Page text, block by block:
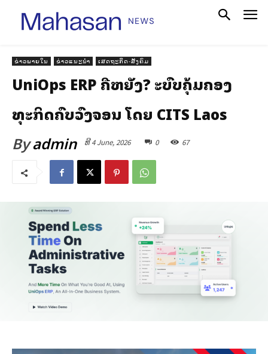
ຂ່າວພາຍໃນ ຂ່າວແນະນຳ ເສດຖະກິດ-ສັງຄົມ
UniOps ERP ຄືຫຍັງ? ລະບົບຄຸ້ມຄອງ
ທຸລະກິດຄົບວົງຈອນ ໂດຍ CITS Laos
Byadmin ທີ 4 June, 2026 0 67